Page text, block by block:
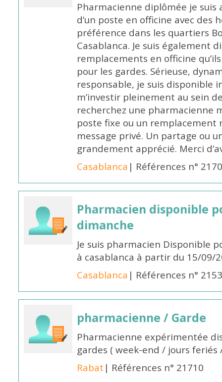
Pharmacienne diplômée je
d’un poste en officine avec des
préférence dans les quartiers
Casablanca. Je suis également
remplacements en officine
pour les gardes. Sérieuse,
responsable, je suis
m’investir pleinement au sein
recherchez une pharmacienne
poste fixe ou un remplacement
message privé. Un partage ou
grandement apprécié. Merci
Casablanca | Références n°
Pharmacien disponible
dimanche
Je suis pharmacien Disponible
à casablanca à partir du 15/09/
Casablanca | Références n°
pharmacienne / Garde
Pharmacienne expérimentée
gardes ( week-end / jours
Rabat | Références n° 21710